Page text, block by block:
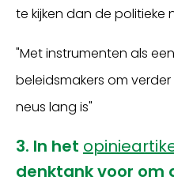
te kijken dan de politieke
"Met instrumenten als
beleidsmakers om
neus lang is"
3. In het
denktank voor om